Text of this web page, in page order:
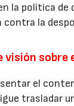
la política de
contra la
visión sobre
el
trasladar